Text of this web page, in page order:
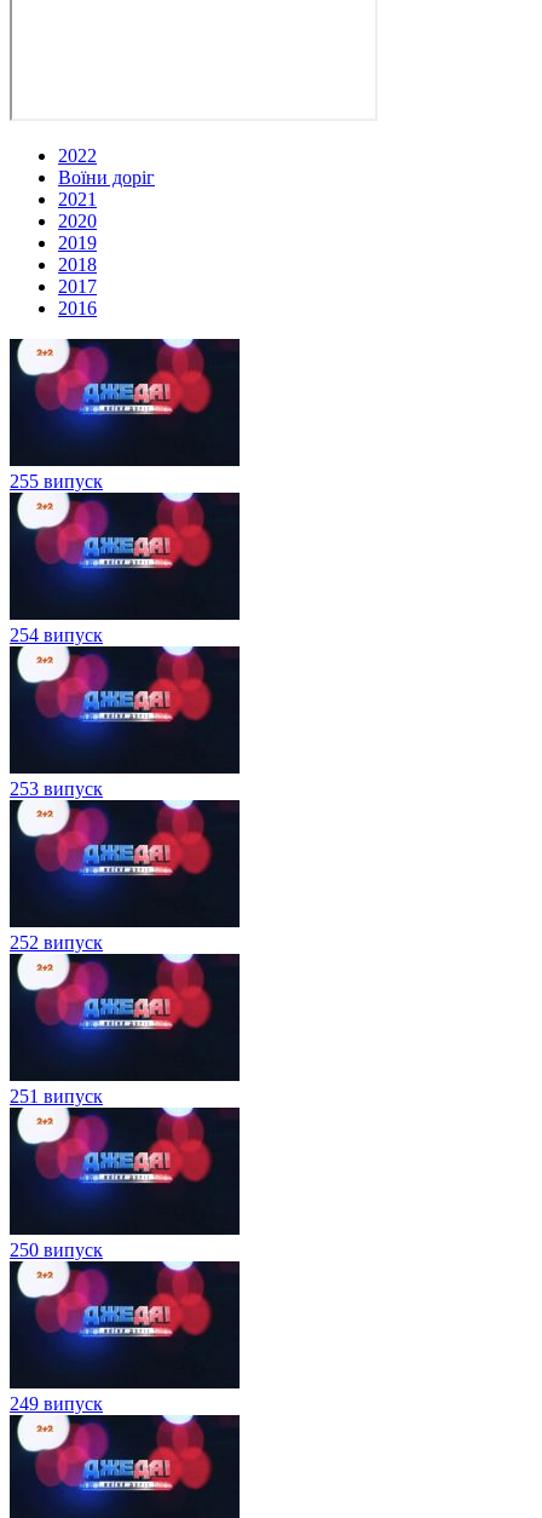
2022
Воїни доріг
2021
2020
2019
2018
2017
2016
255 випуск
254 випуск
253 випуск
252 випуск
251 випуск
250 випуск
249 випуск